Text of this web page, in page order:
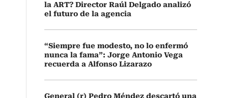
la ART? Director Raúl Delgado analizó
el futuro de la agencia
“Siempre fue modesto, no lo enfermó
nunca la fama”: Jorge Antonio Vega
recuerda a Alfonso Lizarazo
General (r) Pedro Méndez descartó una